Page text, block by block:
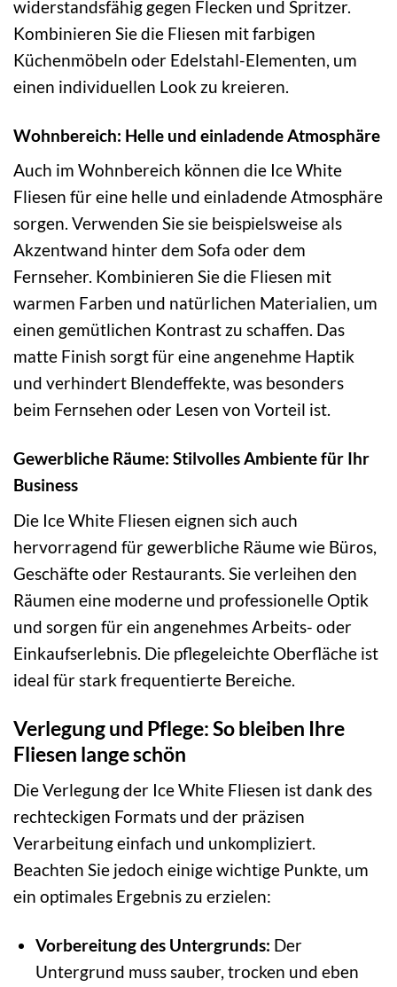
widerstandsfähig gegen Flecken und Spritzer.
Kombinieren Sie die Fliesen mit farbigen
Küchenmöbeln oder Edelstahl-Elementen, um
einen individuellen Look zu kreieren.
Wohnbereich: Helle und einladende Atmosphäre
Auch im Wohnbereich können die Ice White
Fliesen für eine helle und einladende Atmosphäre
sorgen. Verwenden Sie sie beispielsweise als
Akzentwand hinter dem Sofa oder dem
Fernseher. Kombinieren Sie die Fliesen mit
warmen Farben und natürlichen Materialien, um
einen gemütlichen Kontrast zu schaffen. Das
matte Finish sorgt für eine angenehme Haptik
und verhindert Blendeffekte, was besonders
beim Fernsehen oder Lesen von Vorteil ist.
Gewerbliche Räume: Stilvolles Ambiente für Ihr
Business
Die Ice White Fliesen eignen sich auch
hervorragend für gewerbliche Räume wie Büros,
Geschäfte oder Restaurants. Sie verleihen den
Räumen eine moderne und professionelle Optik
und sorgen für ein angenehmes Arbeits- oder
Einkaufserlebnis. Die pflegeleichte Oberfläche ist
ideal für stark frequentierte Bereiche.
Verlegung und Pflege: So bleiben Ihre
Fliesen lange schön
Die Verlegung der Ice White Fliesen ist dank des
rechteckigen Formats und der präzisen
Verarbeitung einfach und unkompliziert.
Beachten Sie jedoch einige wichtige Punkte, um
ein optimales Ergebnis zu erzielen:
Vorbereitung des Untergrunds: Der
Untergrund muss sauber, trocken und eben